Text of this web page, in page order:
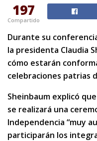
197
Compartido
Durante su
la presidenta Claudia
cómo estarán
celebraciones patrias
Sheinbaum explicó
se realizará una
Independencia “muy
participarán los